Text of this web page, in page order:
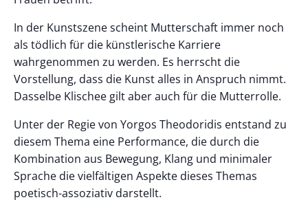
In der Kunstszene scheint Mutterschaft immer noch
als tödlich für die künstlerische Karriere
wahrgenommen zu werden. Es herrscht die
Vorstellung, dass die Kunst alles in Anspruch nimmt.
Dasselbe Klischee gilt aber auch für die Mutterrolle.
Unter der Regie von Yorgos Theodoridis entstand zu
diesem Thema eine Performance, die durch die
Kombination aus Bewegung, Klang und minimaler
Sprache die vielfältigen Aspekte dieses Themas
poetisch-assoziativ darstellt.